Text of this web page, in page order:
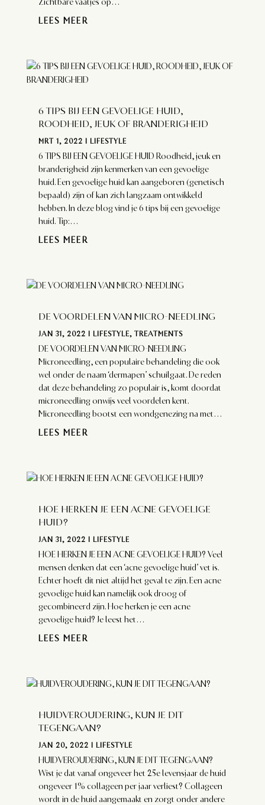
LEES MEER
6 TIPS BIJ EEN GEVOELIGE HUID,
ROODHEID, JEUK OF BRANDERIGHEID
MRT 1, 2022 LIFESTYLE
6 TIPS BIJ EEN GEVOELIGE HUID Roodheid, jeuk en
branderigheid zijn kenmerken van een gevoelige
huid. Een gevoelige huid kan aangeboren (genetisch
bepaald) zijn of kan zich langzaam ontwikkeld
hebben. In deze blog vind je 6 tips bij een gevoelige
huid. Tip:...
LEES MEER
DE VOORDELEN VAN MICRO-NEEDLING
JAN 31, 2022 LIFESTYLE, TREATMENTS
DE VOORDELEN VAN MICRO-NEEDLING
Microneedling, een populaire behandeling die ook
wel onder de naam ‘dermapen’ schuilgaat. De reden
dat deze behandeling zo populair is, komt doordat
microneedling onwijs veel voordelen kent.
Microneedling bootst een wondgenezing na met...
LEES MEER
HOE HERKEN JE EEN ACNE GEVOELIGE
HUID?
JAN 31, 2022 LIFESTYLE
HOE HERKEN JE EEN ACNE GEVOELIGE HUID? Veel
mensen denken dat een ‘acne gevoelige huid’ vet is.
Echter hoeft dit niet altijd het geval te zijn. Een acne
gevoelige huid kan namelijk ook droog of
gecombineerd zijn. Hoe herken je een acne
gevoelige huid? Je leest het...
LEES MEER
HUIDVEROUDERING, KUN JE DIT
TEGENGAAN?
JAN 20, 2022 LIFESTYLE
HUIDVEROUDERING, KUN JE DIT TEGENGAAN?
Wist je dat vanaf ongeveer het 25e levensjaar de huid
ongeveer 1% collageen per jaar verliest? Collageen
wordt in de huid aangemaakt en zorgt onder andere